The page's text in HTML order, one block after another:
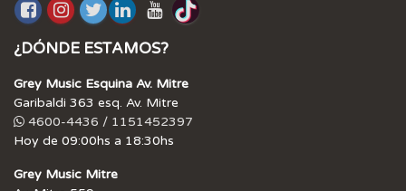
¿DÓNDE ESTAMOS?
Grey Music Esquina Av. Mitre
Garibaldi 363 esq. Av. Mitre
4600-4436 / 1151452397
Hoy de 09:00hs a 18:30hs
Grey Music Mitre